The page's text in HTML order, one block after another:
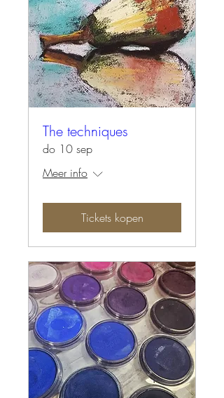
The techniques
do 10 sep
Meer info
Tickets kopen